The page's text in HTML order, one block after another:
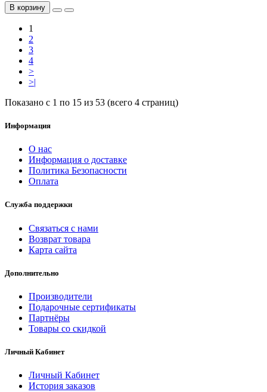
В корзину
1
2
3
4
>
>|
Показано с 1 по 15 из 53 (всего 4 страниц)
Информация
О нас
Информация о доставке
Политика Безопасности
Оплата
Служба поддержки
Связаться с нами
Возврат товара
Карта сайта
Дополнительно
Производители
Подарочные сертификаты
Партнёры
Товары со скидкой
Личный Кабинет
Личный Кабинет
История заказов